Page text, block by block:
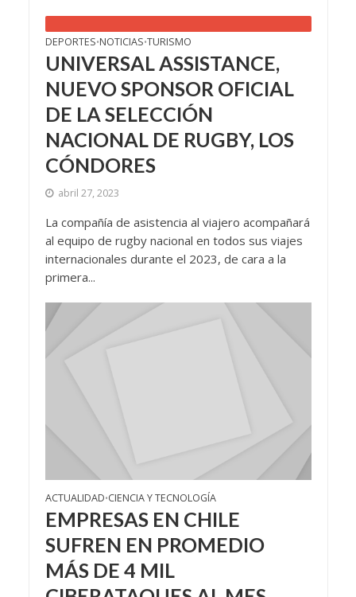
DEPORTES•NOTICIAS•TURISMO
UNIVERSAL ASSISTANCE,
NUEVO SPONSOR OFICIAL
DE LA SELECCIÓN
NACIONAL DE RUGBY, LOS
CÓNDORES
abril 27, 2023
La compañía de asistencia al viajero acompañará
al equipo de rugby nacional en todos sus viajes
internacionales durante el 2023, de cara a la
primera...
ACTUALIDAD•CIENCIA Y TECNOLOGÍA
EMPRESAS EN CHILE
SUFREN EN PROMEDIO
MÁS DE 4 MIL